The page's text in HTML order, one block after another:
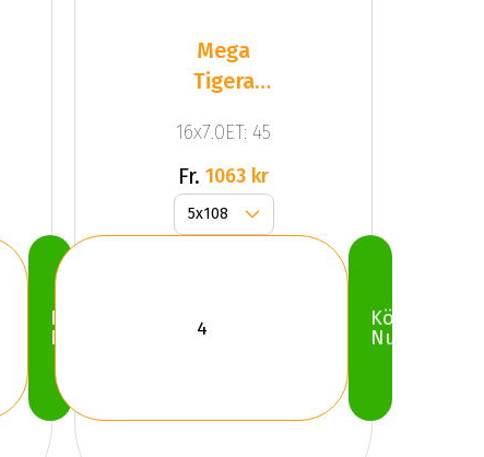
Köp
Nu
Mega
Tigera
Anthracite
Gr
16x7.0ET: 45
Fr. 1063 kr
Köp
Nu